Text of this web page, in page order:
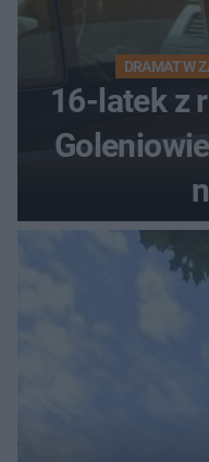
DRAMAT W
16-latek z